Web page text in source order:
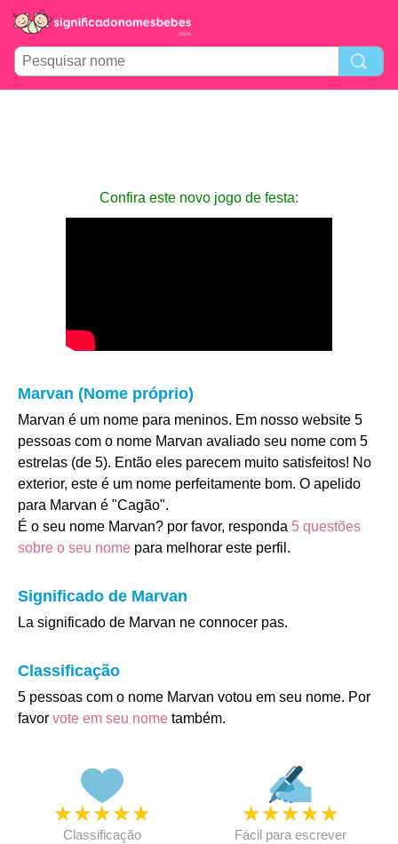
Confira este novo jogo de festa:
Marvan (Nome próprio)
Marvan é um nome para meninos. Em nosso website 5
pessoas com o nome Marvan avaliado seu nome com 5
estrelas (de 5). Então eles parecem muito satisfeitos! No
exterior, este é um nome perfeitamente bom. O apelido
para Marvan é "Cagão".
É o seu nome Marvan? por favor, responda 5 questões
sobre o seu nome para melhorar este perfil.
Significado de Marvan
La significado de Marvan ne connocer pas.
Classificação
5 pessoas com o nome Marvan votou em seu nome. Por
favor vote em seu nome também.
★★★★★
Classificação
★★★★★
Fácil para escrever